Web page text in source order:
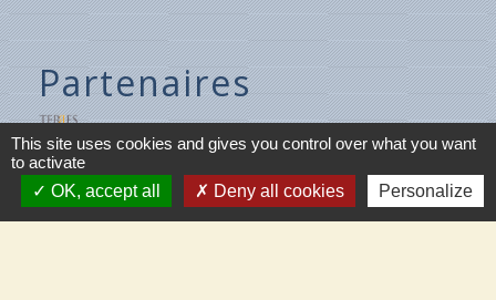
Partenaires
C.C.T.V.L.
Meung-sur-Loire
Beaugency
This site uses cookies and gives you control over what you want
to activate
OK, accept all
Deny all cookies Personalize